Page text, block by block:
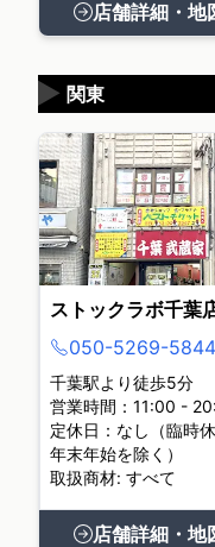
店舗詳細・地
関東
▶
ストックラボ千葉
050-5269-5844
千葉駅より徒歩5分
営業時間：11:00 -
定休日：なし（臨時
年末年始を除く）
取扱商材: すべて
店舗詳細・地